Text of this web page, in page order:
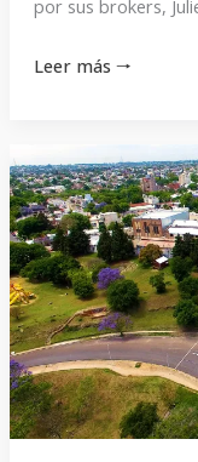
por sus brokers,
Leer más 🠒
Paraná
ciudad
destino